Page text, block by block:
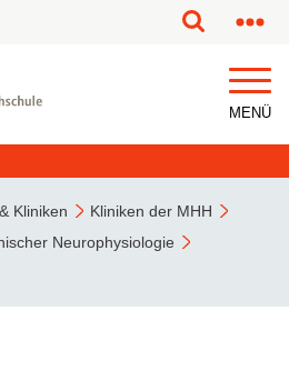
MENÜ
Kliniken
Kliniken der MHH
Neurophysiologie